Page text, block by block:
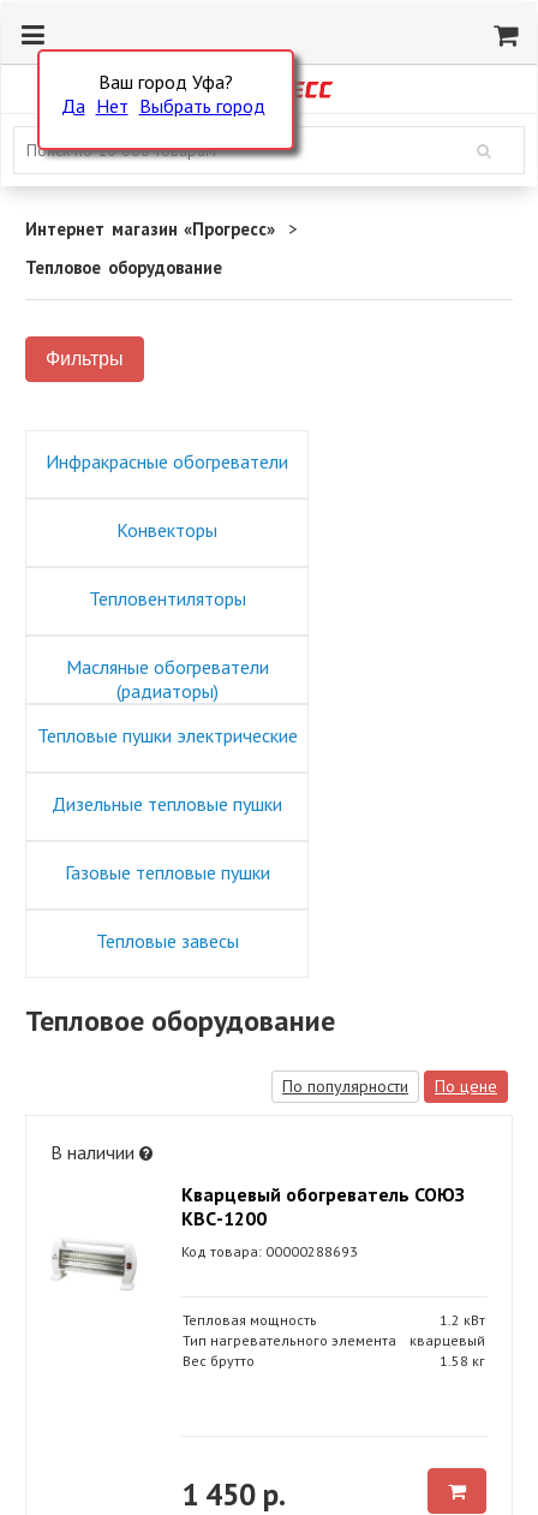
Ваш город Уфа?
Да Нет Выбрать город
Интернет магазин «Прогресс»
Тепловое оборудование
Фильтры
Инфракрасные обогреватели
Конвекторы
Тепловентиляторы
Масляные обогреватели
(радиаторы)
Тепловые пушки электрические
Дизельные тепловые пушки
Газовые тепловые пушки
Тепловые завесы
Тепловое оборудование
По популярности По цене
В наличии
Кварцевый обогреватель СОЮЗ
КВС-1200
Код товара: 00000288693
Тепловая мощность
1.2 кВт
Тип нагревательного элемента
кварцевый
Вес брутто
1.58 кг
1 450 р.